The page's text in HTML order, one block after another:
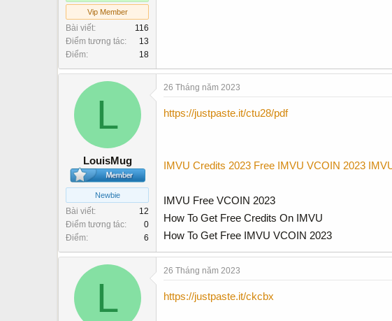
Vip Member
Bài viết
116
Điểm tương tác
13
Điểm
18
L
LouisMug
Newbie
Bài viết
12
Điểm tương tác
0
Điểm
6
26 Tháng năm 2023
https://justpaste.it/ctu28/pdf
IMVU Credits 2023 Free IMVU VCOIN 2023
IMVU Free VCOIN 2023
How To Get Free Credits On IMVU
How To Get Free IMVU VCOIN 2023
L
26 Tháng năm 2023
https://justpaste.it/ckcbx